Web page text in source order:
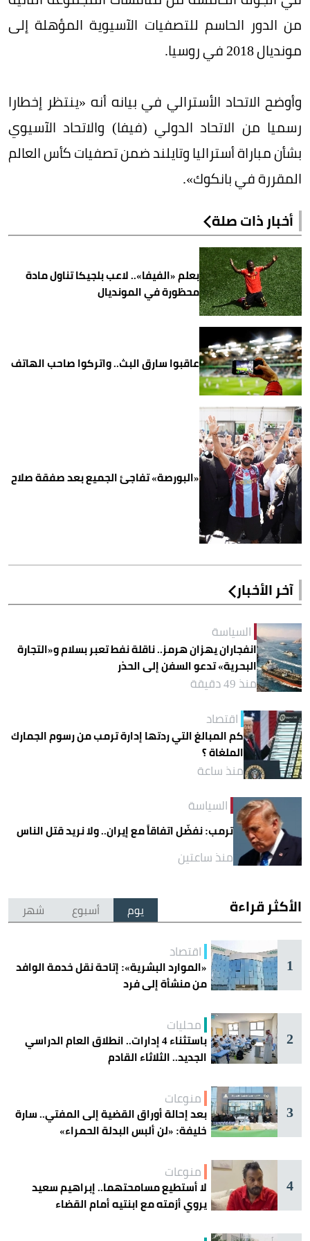
من الدور الحاسم للتصفيات الآسيوية المؤهلة إلى
مونديال 2018 في روسيا.
وأوضح الاتحاد الأسترالي في بيانه أنه «ينتظر إخطارا
رسميا من الاتحاد الدولي (فيفا) والاتحاد الآسيوي
بشأن مباراة أستراليا وتايلند ضمن تصفيات كأس العالم
المقررة في بانكوك».
أخبار ذات صلة
بعلم «الفيفا».. لاعب بلجيكا تناول مادة
محظورة في المونديال
عاقبوا سارق البث.. واتركوا صاحب الهاتف
«البورصة» تفاجئ الجميع بعد صفقة صلاح
آخر الأخبار
السياسة
انفجاران يهزان هرمز.. ناقلة نفط تعبر بسلام و«التجارة
البحرية» تدعو السفن إلى الحذر
منذ 49 دقيقة
اقتصاد
كم المبالغ التي ردتها إدارة ترمب من رسوم الجمارك
الملغاة ؟
منذ ساعة
السياسة
ترمب: نفضّل اتفاقاً مع إيران.. ولا نريد قتل الناس
منذ ساعتين
الأكثر قراءة يوم أسبوع شهر
1
اقتصاد
«الموارد البشرية»: إتاحة نقل خدمة الوافد
من منشأة إلى فرد
2
محليات
باستثناء 4 إدارات.. انطلاق العام الدراسي
الجديد.. الثلاثاء القادم
3
منوعات
بعد إحالة أوراق القضية إلى المفتي.. سارة
خليفة: «لن ألبس البدلة الحمراء»
4
منوعات
لا أستطيع مسامحتهما.. إبراهيم سعيد
يروي أزمته مع ابنتيه أمام القضاء